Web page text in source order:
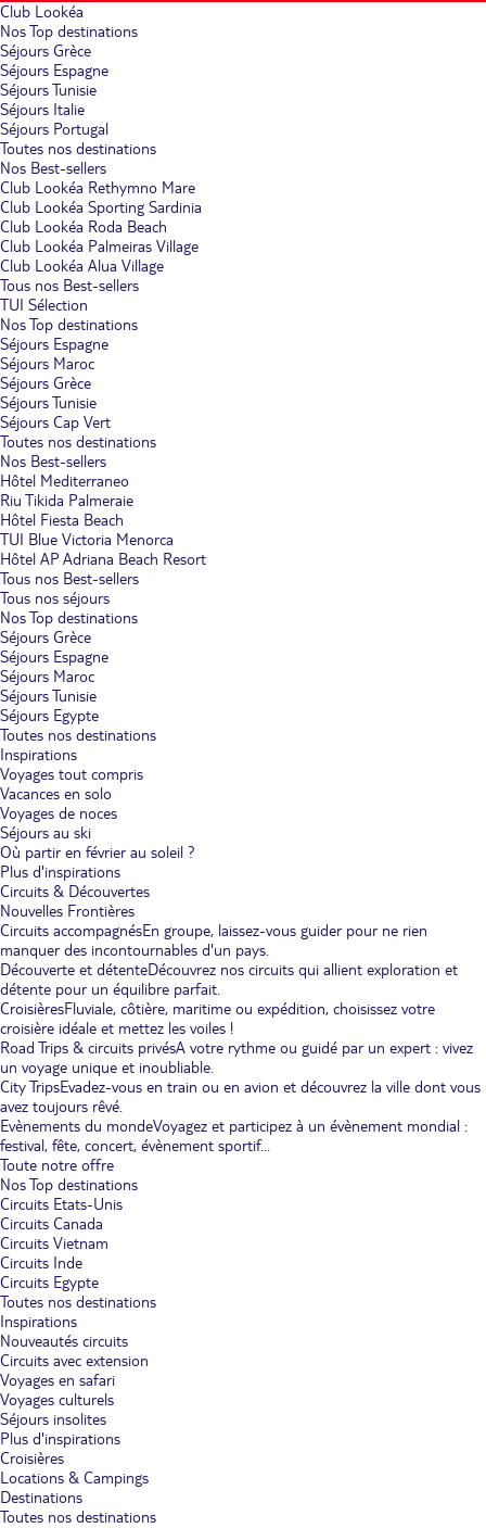
Club Lookéa
Nos Top destinations
Séjours Grèce
Séjours Espagne
Séjours Tunisie
Séjours Italie
Séjours Portugal
Toutes nos destinations
Nos Best-sellers
Club Lookéa Rethymno Mare
Club Lookéa Sporting Sardinia
Club Lookéa Roda Beach
Club Lookéa Palmeiras Village
Club Lookéa Alua Village
Tous nos Best-sellers
TUI Sélection
Nos Top destinations
Séjours Espagne
Séjours Maroc
Séjours Grèce
Séjours Tunisie
Séjours Cap Vert
Toutes nos destinations
Nos Best-sellers
Hôtel Mediterraneo
Riu Tikida Palmeraie
Hôtel Fiesta Beach
TUI Blue Victoria Menorca
Hôtel AP Adriana Beach Resort
Tous nos Best-sellers
Tous nos séjours
Nos Top destinations
Séjours Grèce
Séjours Espagne
Séjours Maroc
Séjours Tunisie
Séjours Egypte
Toutes nos destinations
Inspirations
Voyages tout compris
Vacances en solo
Voyages de noces
Séjours au ski
Où partir en février au soleil ?
Plus d'inspirations
Circuits & Découvertes
Nouvelles Frontières
Circuits accompagnésEn groupe, laissez-vous guider pour ne rien
manquer des incontournables d'un pays.
Découverte et détenteDécouvrez nos circuits qui allient exploration et
détente pour un équilibre parfait.
CroisièresFluviale, côtière, maritime ou expédition, choisissez votre
croisière idéale et mettez les voiles !
Road Trips & circuits privésA votre rythme ou guidé par un expert : vivez
un voyage unique et inoubliable.
City TripsEvadez-vous en train ou en avion et découvrez la ville dont vous
avez toujours rêvé.
Evènements du mondeVoyagez et participez à un évènement mondial :
festival, fête, concert, évènement sportif...
Toute notre offre
Nos Top destinations
Circuits Etats-Unis
Circuits Canada
Circuits Vietnam
Circuits Inde
Circuits Egypte
Toutes nos destinations
Inspirations
Nouveautés circuits
Circuits avec extension
Voyages en safari
Voyages culturels
Séjours insolites
Plus d'inspirations
Croisières
Locations & Campings
Destinations
Toutes nos destinations